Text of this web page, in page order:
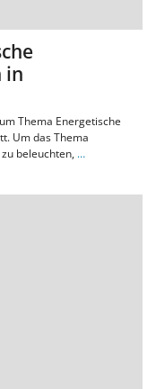
in
Thema Energetische
Um das Thema
beleuchten, …